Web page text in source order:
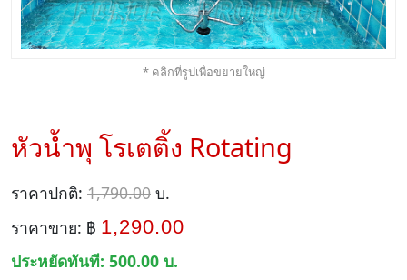
* คลิกที่รูปเพื่อขยายใหญ่
หัวน้ำพุ โรเตติ้ง Rotating
ราคาปกติ: 1,790.00 บ.
ราคาขาย: ฿ 1,290.00
ประหยัดทันที: 500.00 บ.